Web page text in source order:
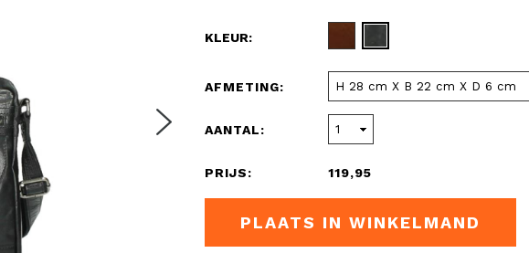
KLEUR:
AFMETING:
AANTAL:
PRIJS: 119,95
PLAATS IN WINKELMAND